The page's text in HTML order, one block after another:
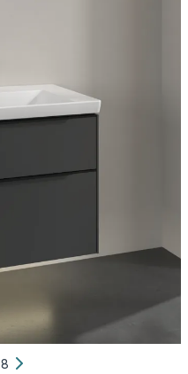
Bestillingsvare
Klikk & Hent
8